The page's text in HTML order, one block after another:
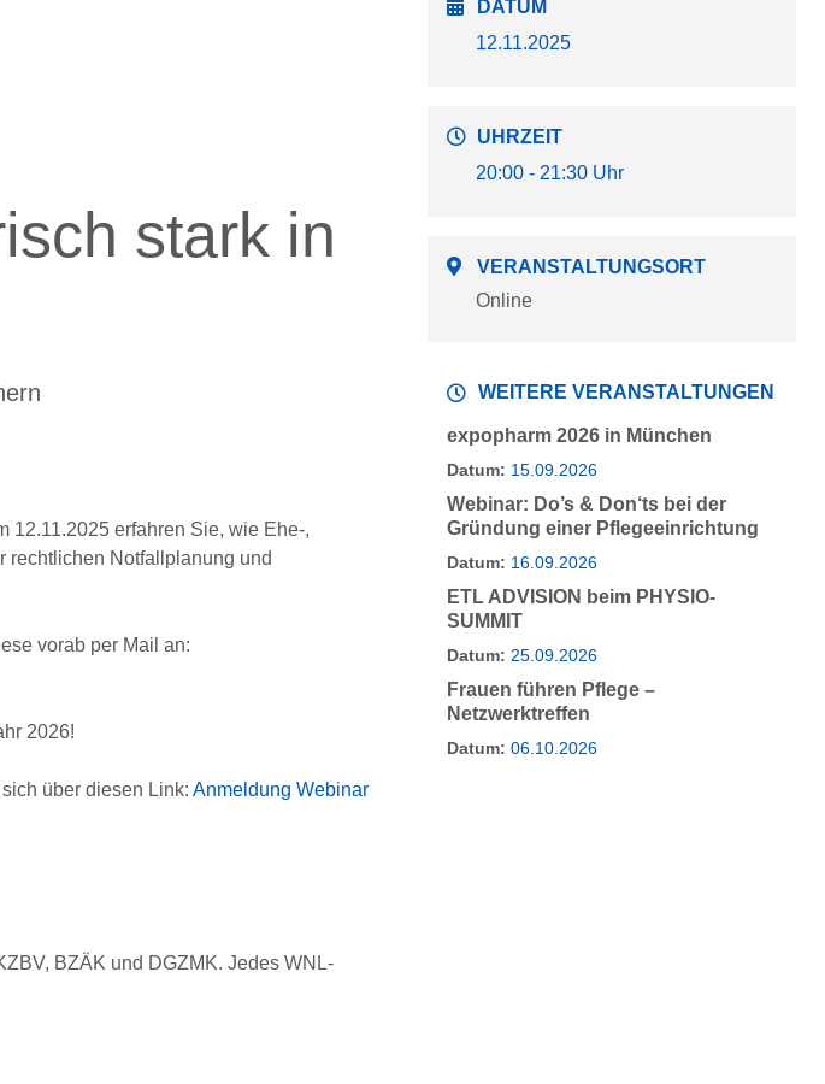
stark in
12.11.2025 erfahren Sie, wie Ehe-,
rechtlichen Notfallplanung und
vorab per Mail an:
2026!
über diesen Link: Anmeldung Webinar
BZÄK und DGZMK. Jedes WNL-
DATUM
12.11.2025
UHRZEIT
20:00 - 21:30 Uhr
VERANSTALTUNGSORT
Online
WEITERE VERANSTALTUNGEN
expopharm 2026 in München
Datum: 15.09.2026
Webinar: Do’s & Don‘ts bei der
Gründung einer Pflegeeinrichtung
Datum: 16.09.2026
ETL ADVISION beim PHYSIO-
SUMMIT
Datum: 25.09.2026
Frauen führen Pflege –
Netzwerktreffen
Datum: 06.10.2026